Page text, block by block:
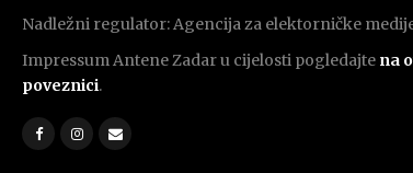
Nadležni regulator: Agencija za elektorničke
Impressum Antene Zadar u cijelosti pogledajte na
poveznici.